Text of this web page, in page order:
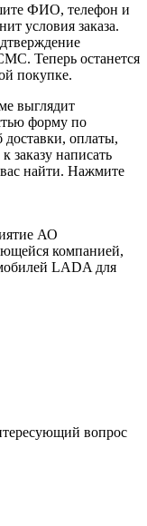
ФИО, телефон и
условия заказа.
Теперь останется
покупке.
выглядит
форму по
доставки, оплаты,
заказу написать
найти. Нажмите
АО
компанией,
LADA для
вопрос